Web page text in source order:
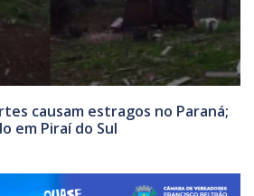
causam estragos no Paraná;
em Piraí do Sul